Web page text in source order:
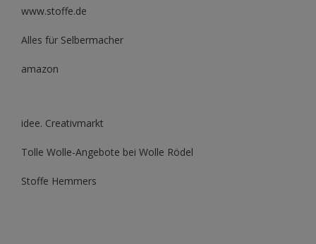
www.stoffe.de
Alles für Selbermacher
amazon
idee. Creativmarkt
Tolle Wolle-Angebote bei Wolle Rödel
Stoffe Hemmers